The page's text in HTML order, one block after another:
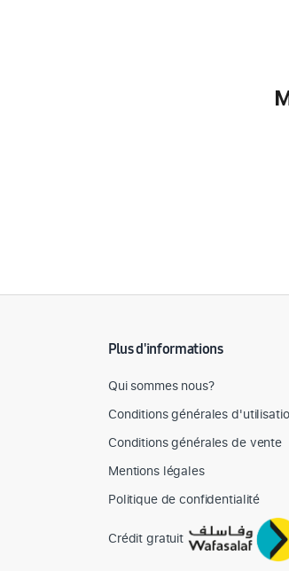
Plus d'informations
Qui sommes nous?
Conditions générales
Conditions générales de vente
Mentions légales
Politique de confidentialité
Crédit gratuit